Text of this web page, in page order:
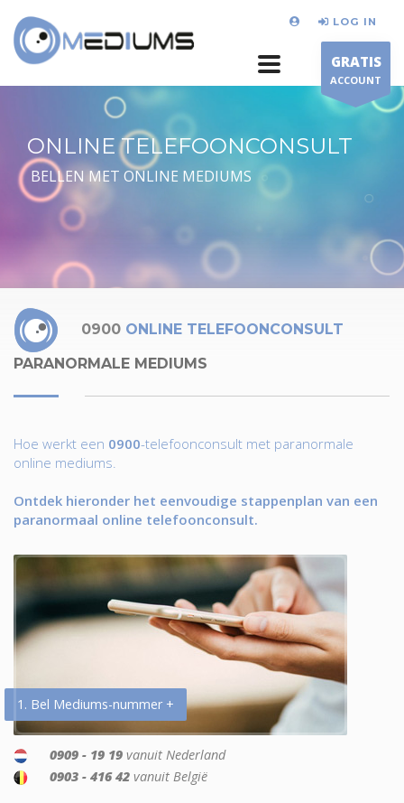
LOG IN
GRATIS
ACCOUNT
ONLINE TELEFOONCONSULT
BELLEN MET ONLINE MEDIUMS
0900 ONLINE TELEFOONCONSULT
PARANORMALE MEDIUMS
Hoe werkt een 0900-telefoonconsult met paranormale
online mediums.
Ontdek hieronder het eenvoudige stappenplan van een
paranormaal online telefoonconsult.
1. Bel Mediums-nummer +
0909 - 19 19 vanuit Nederland
0903 - 416 42 vanuit België